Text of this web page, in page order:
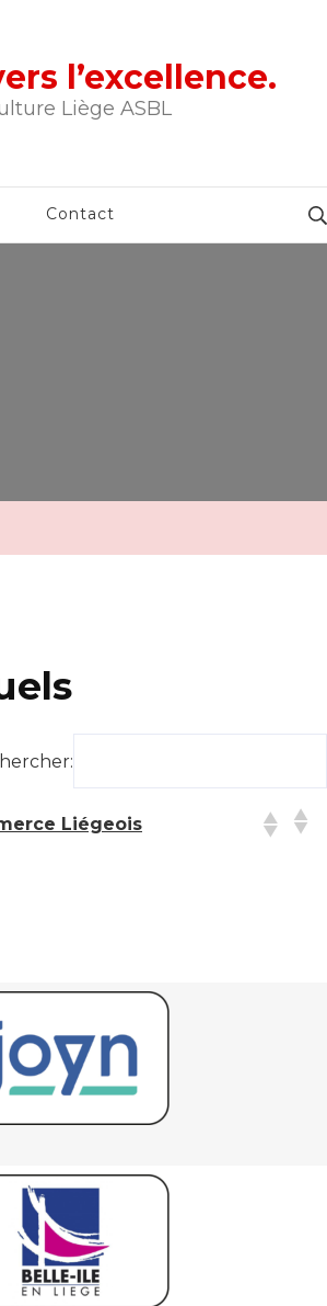
l’excellence.
Liège ASBL
Contact
Liégeois